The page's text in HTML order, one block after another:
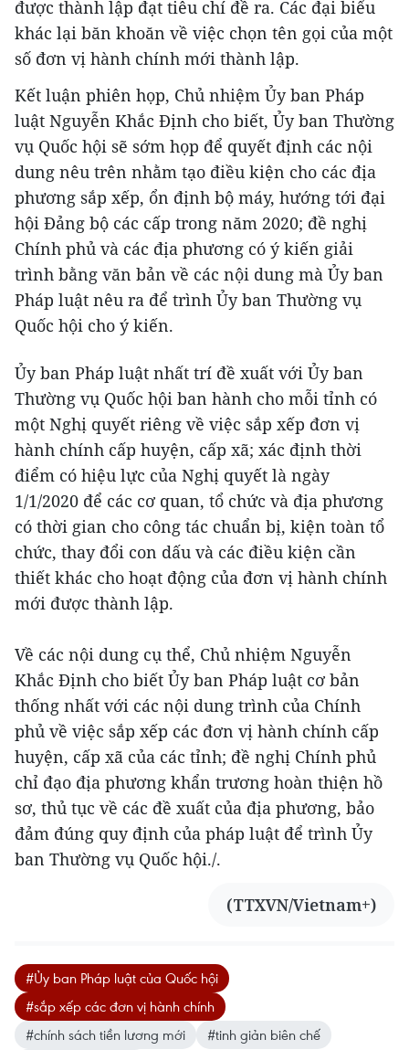
được thành lập đạt tiêu chí đề ra. Các đại biểu
khác lại băn khoăn về việc chọn tên gọi của một
số đơn vị hành chính mới thành lập.
Kết luận phiên họp, Chủ nhiệm Ủy ban Pháp
luật Nguyễn Khắc Định cho biết, Ủy ban Thường
vụ Quốc hội sẽ sớm họp để quyết định các nội
dung nêu trên nhằm tạo điều kiện cho các địa
phương sắp xếp, ổn định bộ máy, hướng tới đại
hội Đảng bộ các cấp trong năm 2020; đề nghị
Chính phủ và các địa phương có ý kiến giải
trình bằng văn bản về các nội dung mà Ủy ban
Pháp luật nêu ra để trình Ủy ban Thường vụ
Quốc hội cho ý kiến.
Ủy ban Pháp luật nhất trí đề xuất với Ủy ban
Thường vụ Quốc hội ban hành cho mỗi tỉnh có
một Nghị quyết riêng về việc sắp xếp đơn vị
hành chính cấp huyện, cấp xã; xác định thời
điểm có hiệu lực của Nghị quyết là ngày
1/1/2020 để các cơ quan, tổ chức và địa phương
có thời gian cho công tác chuẩn bị, kiện toàn tổ
chức, thay đổi con dấu và các điều kiện cần
thiết khác cho hoạt động của đơn vị hành chính
mới được thành lập.
Về các nội dung cụ thể, Chủ nhiệm Nguyễn
Khắc Định cho biết Ủy ban Pháp luật cơ bản
thống nhất với các nội dung trình của Chính
phủ về việc sắp xếp các đơn vị hành chính cấp
huyện, cấp xã của các tỉnh; đề nghị Chính phủ
chỉ đạo địa phương khẩn trương hoàn thiện hồ
sơ, thủ tục về các đề xuất của địa phương, bảo
đảm đúng quy định của pháp luật để trình Ủy
ban Thường vụ Quốc hội./.
(TTXVN/Vietnam+)
#Ủy ban Pháp luật của Quốc hội
#sắp xếp các đơn vị hành chính
#chính sách tiền lương mới
#tinh giản biên chế